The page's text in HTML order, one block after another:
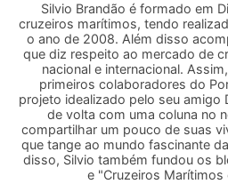
Silvio Brandão é formado em
cruzeiros marítimos, tendo
o ano de 2008. Além disso
que diz respeito ao mercado de
nacional e internacional.
primeiros colaboradores do
projeto idealizado pelo seu amigo
de volta com uma coluna no
compartilhar um pouco de suas
que tange ao mundo fascinante
disso, Silvio também fundou os
e "Cruzeiros Marítimos